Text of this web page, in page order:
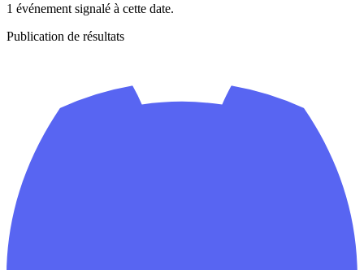
1 événement signalé à cette date.
Publication de résultats